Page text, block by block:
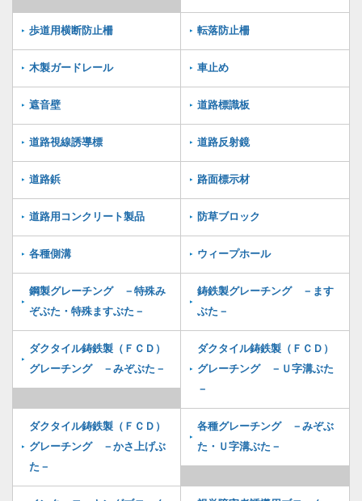
歩道用横断防止柵 転落防止柵
木製ガードレール 車止め
遮音壁 道路標識板
道路視線誘導標 道路反射鏡
道路鋲 路面標示材
道路用コンクリート製品 防草ブロック
各種側溝 ウィープホール
鋼製グレーチング －特殊み
ぞぶた・特殊ますぶた－
鋳鉄製グレーチング －ます
ぶた－
ダクタイル鋳鉄製（ＦＣＤ）
グレーチング －みぞぶた－
ダクタイル鋳鉄製（ＦＣＤ）
グレーチング －Ｕ字溝ぶた
－
ダクタイル鋳鉄製（ＦＣＤ）
グレーチング －かさ上げぶ
た－
各種グレーチング －みぞぶ
た・Ｕ字溝ぶた－